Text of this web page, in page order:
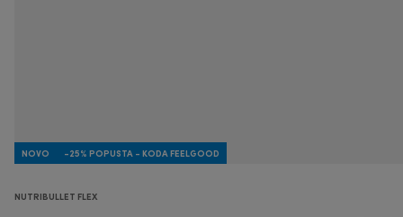
NOVO -25% POPUSTA - KODA FEELGOOD
NUTRIBULLET FLEX